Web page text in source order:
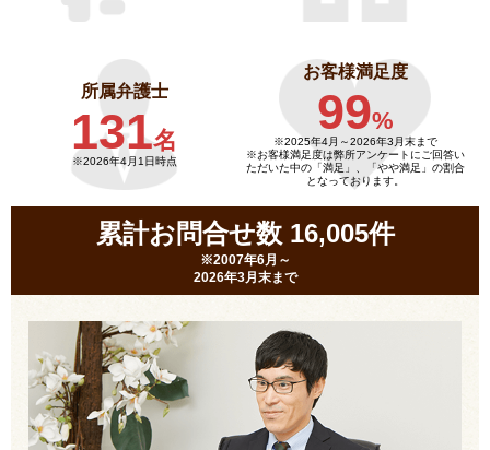
所属弁護士
131名
※2026年4月1日時点
お客様満足度
99%
※2025年4月～2026年3月末まで
※お客様満足度は弊所アンケートにご回答い
ただいた中の「満足」、「やや満足」の割合
となっております。
累計お問合せ数 16,005件
※2007年6月～
2026年3月末まで